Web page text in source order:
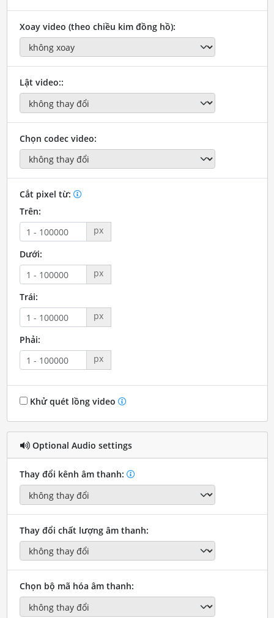
Xoay video (theo chiều kim đồng hồ):
Lật video::
Chọn codec video:
Cắt pixel từ:
Trên:
px
Dưới:
px
Trái:
px
Phải:
px
Khử quét lồng video
Optional Audio settings
Thay đổi kênh âm thanh:
Thay đổi chất lượng âm thanh:
Chọn bộ mã hóa âm thanh: